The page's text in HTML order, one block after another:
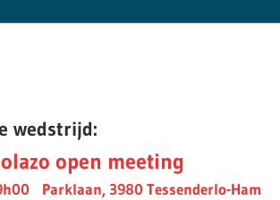
wedstrijd:
open meeting
Parklaan, 3980 Tessenderlo-Ham